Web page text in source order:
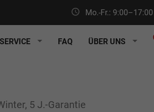
Mo.-Fr.:
SERVICE FAQ ÜBER UNS
5 J.-Garantie